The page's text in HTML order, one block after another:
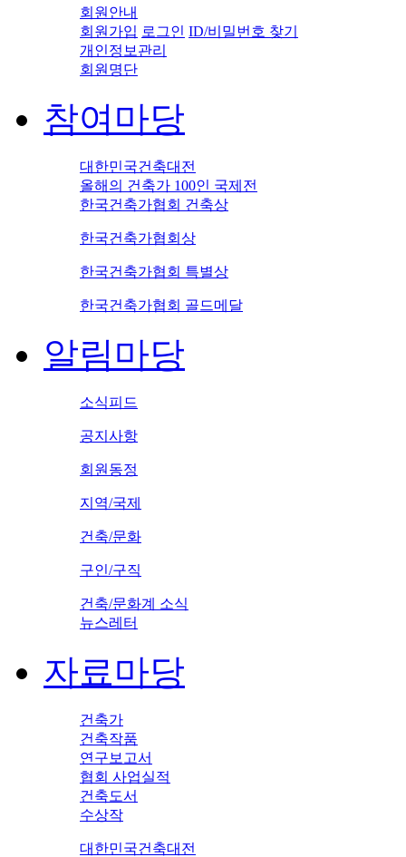
회원안내
회원가입 로그인 ID/비밀번호 찾기
개인정보관리
회원명단
참여마당
대한민국건축대전
올해의 건축가 100인 국제전
한국건축가협회 건축상
한국건축가협회상
한국건축가협회 특별상
한국건축가협회 골드메달
알림마당
소식피드
공지사항
회원동정
지역/국제
건축/문화
구인/구직
건축/문화계 소식
뉴스레터
자료마당
건축가
건축작품
연구보고서
협회 사업실적
건축도서
수상작
대한민국건축대전